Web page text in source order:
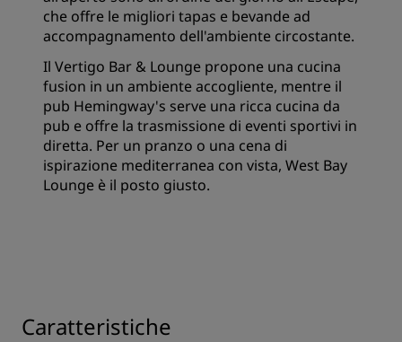
che offre le migliori tapas e bevande ad
accompagnamento dell'ambiente circostante.
Il Vertigo Bar & Lounge propone una cucina
fusion in un ambiente accogliente, mentre il
pub Hemingway's serve una ricca cucina da
pub e offre la trasmissione di eventi sportivi in
diretta. Per un pranzo o una cena di
ispirazione mediterranea con vista, West Bay
Lounge è il posto giusto.
Caratteristiche